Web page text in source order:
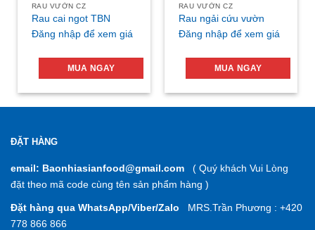
RAU VƯỜN CZ
Rau cai ngot TBN
Đăng nhập để xem giá
MUA NGAY
RAU VƯỜN CZ
Rau ngải cứu vườn
Đăng nhập để xem giá
MUA NGAY
ĐẶT HÀNG
email: Baonhiasianfood@gmail.com ( Quý khách Vui Lòng
đặt theo mã code cùng tên sản phẩm hàng )
Đặt hàng qua WhatsApp/Viber/Zalo MRS.Trần Phương : +420
778 866 866